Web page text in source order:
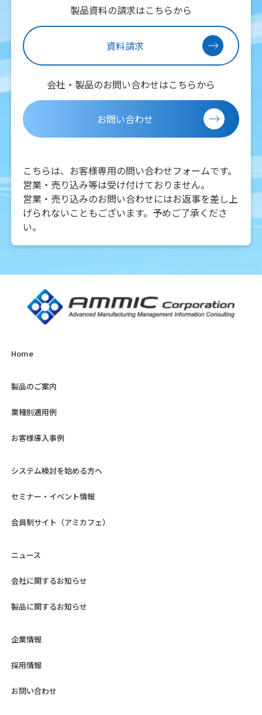
製品資料の請求はこちらから
資料請求
会社・製品のお問い合わせはこちらから
お問い合わせ
こちらは、お客様専用の問い合わせフォームです。
営業・売り込み等は受け付けておりません。
営業・売り込みのお問い合わせにはお返事を差し上
げられないこともございます。予めご了承くださ
い。
Home
製品のご案内
業種別適用例
お客様導入事例
システム検討を始める方へ
セミナー・イベント情報
会員制サイト（アミカフェ）
ニュース
会社に関するお知らせ
製品に関するお知らせ
企業情報
採用情報
お問い合わせ